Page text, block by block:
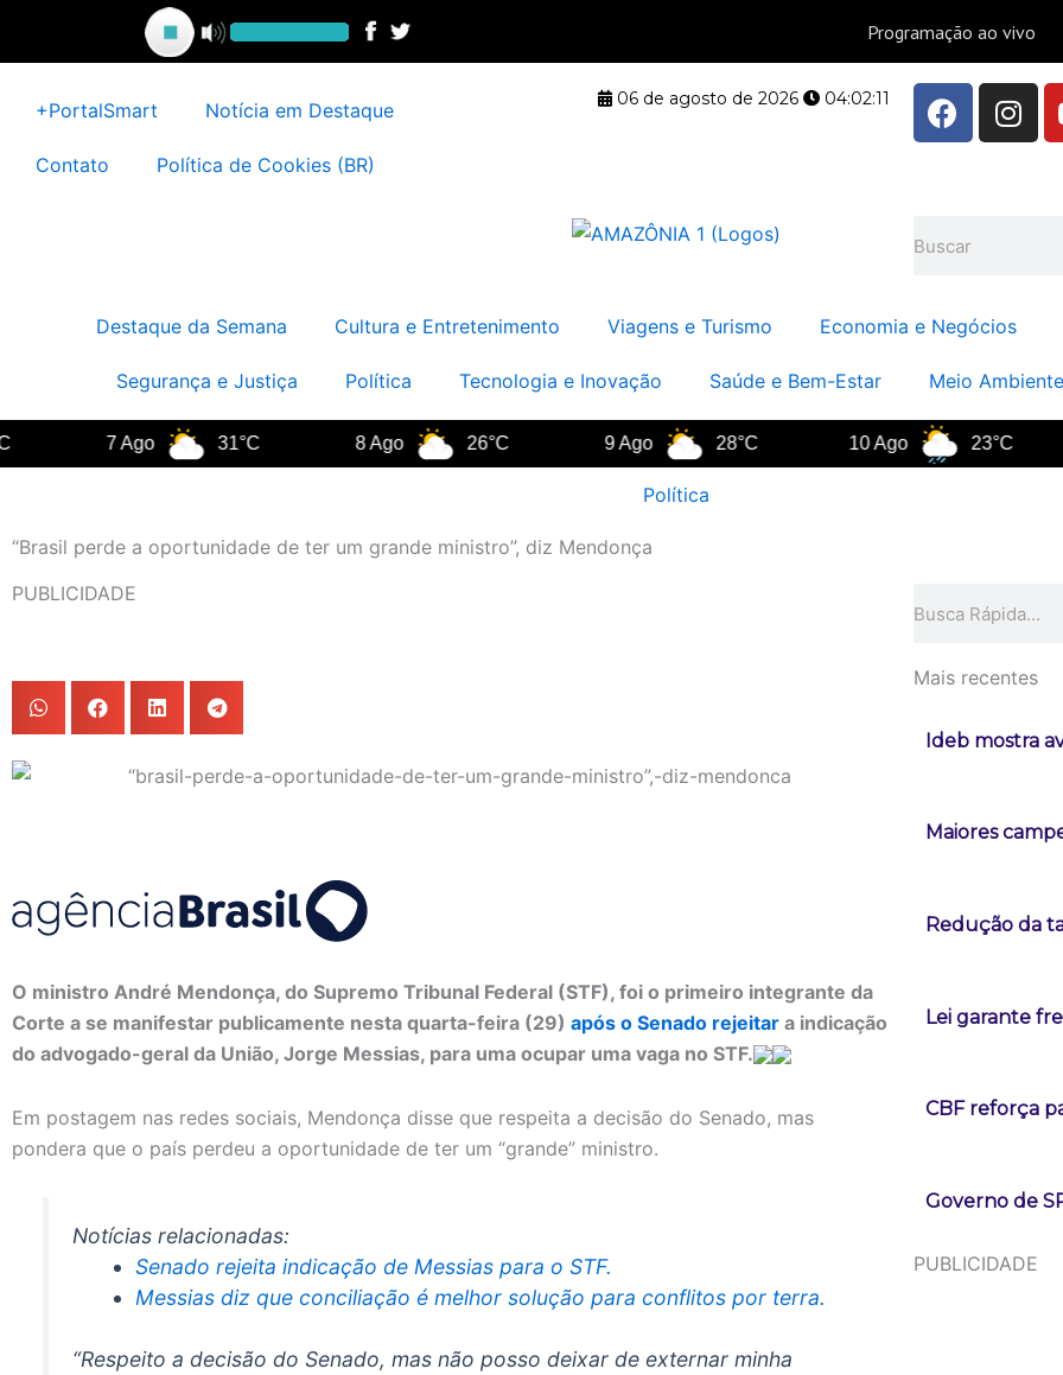
conteúdo
+PortalSmart Notícia em Destaque
Contato Política de Cookies (BR)
06 de agosto de 2026 04:02:11
F
a
o
I
n
m
Destaque da Semana Cultura e Entretenimento Viagens e Turismo Economia e Negócios
Segurança e Justiça Política Tecnologia e Inovação Saúde e Bem-Estar Meio
7 Ago 31°C 8 Ago 26°C 9 Ago 28°C 10 Ago 23°C
Política
“Brasil perde a oportunidade de ter um grande ministro”, diz Mendonça
PUBLICIDADE
O ministro André Mendonça, do Supremo Tribunal Federal (STF), foi o primeiro integrante da
Corte a se manifestar publicamente nesta quarta-feira (29) após o Senado rejeitar a indicação
do advogado-geral da União, Jorge Messias, para uma ocupar uma vaga no STF.
Em postagem nas redes sociais, Mendonça disse que respeita a decisão do Senado, mas
pondera que o país perdeu a oportunidade de ter um “grande” ministro.
Notícias relacionadas:
Senado rejeita indicação de Messias para o STF.
Messias diz que conciliação é melhor solução para conflitos por terra.
“Respeito a decisão do Senado, mas não posso deixar de externar minha
Mais recentes
Ideb mostra
Maiores
Redução da
Lei garante
CBF reforça
Governo de
PUBLICIDADE